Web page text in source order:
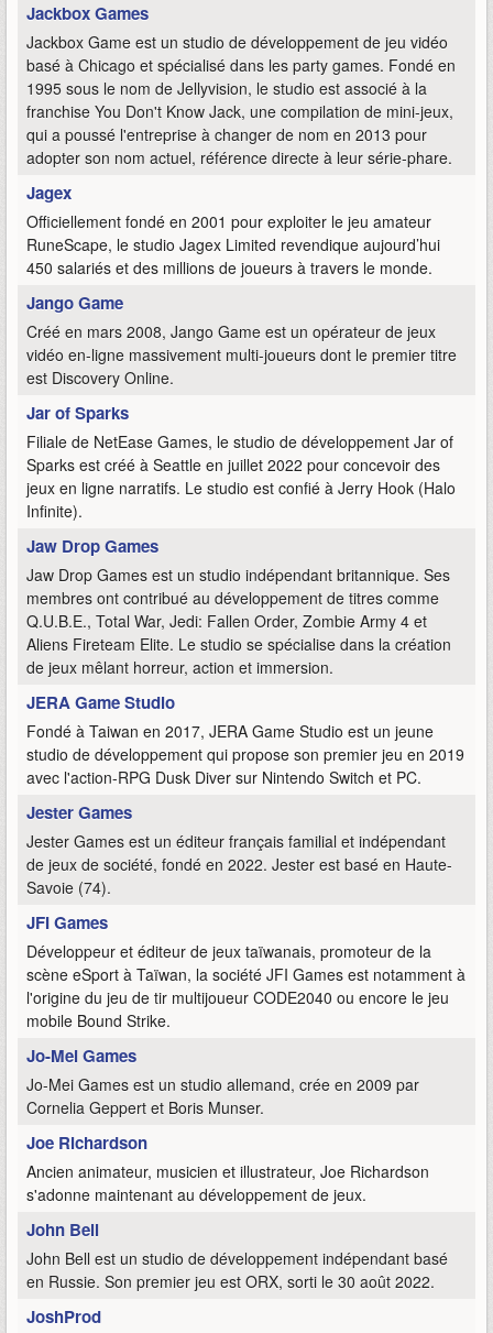
Jackbox Games
Jackbox Game est un studio de développement de jeu vidéo
basé à Chicago et spécialisé dans les party games. Fondé en
1995 sous le nom de Jellyvision, le studio est associé à la
franchise You Don't Know Jack, une compilation de mini-jeux,
qui a poussé l'entreprise à changer de nom en 2013 pour
adopter son nom actuel, référence directe à leur série-phare.
Jagex
Officiellement fondé en 2001 pour exploiter le jeu amateur
RuneScape, le studio Jagex Limited revendique aujourd’hui
450 salariés et des millions de joueurs à travers le monde.
Jango Game
Créé en mars 2008, Jango Game est un opérateur de jeux
vidéo en-ligne massivement multi-joueurs dont le premier titre
est Discovery Online.
Jar of Sparks
Filiale de NetEase Games, le studio de développement Jar of
Sparks est créé à Seattle en juillet 2022 pour concevoir des
jeux en ligne narratifs. Le studio est confié à Jerry Hook (Halo
Infinite).
Jaw Drop Games
Jaw Drop Games est un studio indépendant britannique. Ses
membres ont contribué au développement de titres comme
Q.U.B.E., Total War, Jedi: Fallen Order, Zombie Army 4 et
Aliens Fireteam Elite. Le studio se spécialise dans la création
de jeux mêlant horreur, action et immersion.
JERA Game Studio
Fondé à Taiwan en 2017, JERA Game Studio est un jeune
studio de développement qui propose son premier jeu en 2019
avec l'action-RPG Dusk Diver sur Nintendo Switch et PC.
Jester Games
Jester Games est un éditeur français familial et indépendant
de jeux de société, fondé en 2022. Jester est basé en Haute-
Savoie (74).
JFI Games
Développeur et éditeur de jeux taïwanais, promoteur de la
scène eSport à Taïwan, la société JFI Games est notamment à
l'origine du jeu de tir multijoueur CODE2040 ou encore le jeu
mobile Bound Strike.
Jo-Mei Games
Jo-Mei Games est un studio allemand, crée en 2009 par
Cornelia Geppert et Boris Munser.
Joe Richardson
Ancien animateur, musicien et illustrateur, Joe Richardson
s'adonne maintenant au développement de jeux.
John Bell
John Bell est un studio de développement indépendant basé
en Russie. Son premier jeu est ORX, sorti le 30 août 2022.
JoshProd